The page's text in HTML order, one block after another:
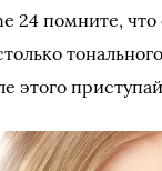
24 помните, что
этого